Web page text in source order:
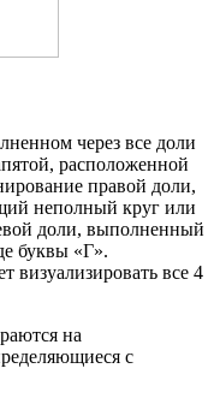
через все доли
расположенной
правой доли,
неполный круг или
доли, выполненный
буквы «Г».
визуализировать все 4
на
с